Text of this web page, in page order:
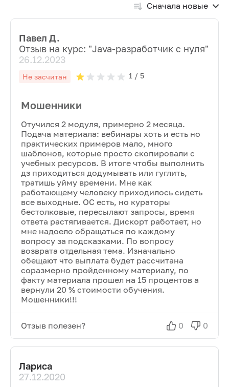
Сначала новые
Павел Д.
Отзыв на курс: "Java-разработчик с нуля"
26.12.2023
Не засчитан 1 / 5
Мошенники
Отучился 2 модуля, примерно 2 месяца.
Подача материала: вебинары хоть и есть но
практических примеров мало, много
шаблонов, которые просто скопировали с
учебных ресурсов. В итоге чтобы выполнить
дз приходиться додумывать или гуглить,
тратишь уйму времени. Мне как
работающему человеку приходилось сидеть
все выходные. ОС есть, но кураторы
бестолковые, пересылают запросы, время
ответа растягивается. Дискорт работает, но
мне надоело обращаться по каждому
вопросу за подсказками. По вопросу
возврата отдельная тема. Изначально
обещают что выплата будет рассчитана
соразмерно пройденному материалу, по
факту материала прошел на 15 процентов а
вернули 20 % стоимости обучения.
Мошенники!!!
Отзыв полезен? 0 0
Лариса
27.12.2020